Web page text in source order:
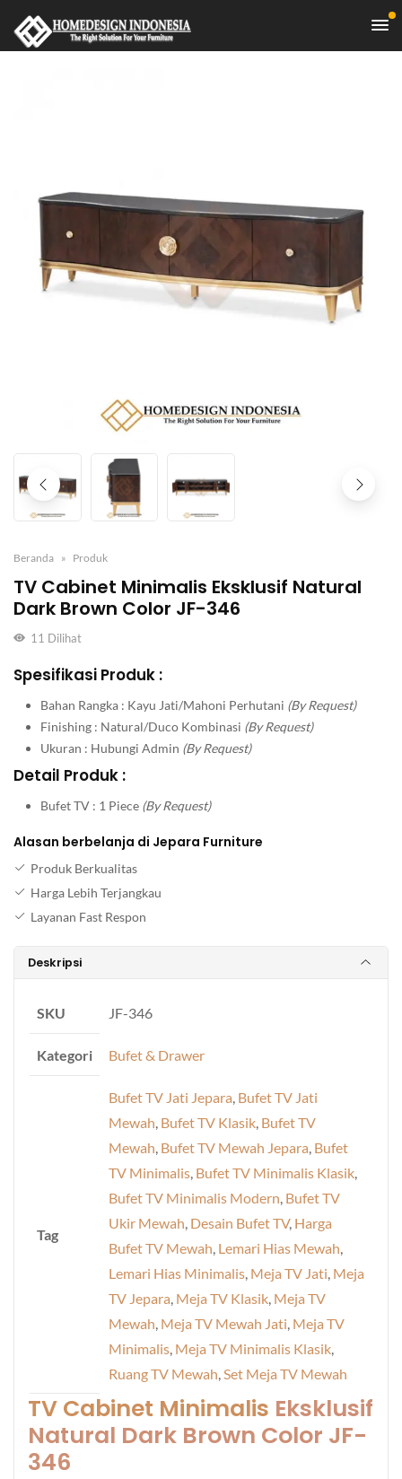
Beranda Produk
TV Cabinet Minimalis Eksklusif Natural
Dark Brown Color JF-346
11 Dilihat
Spesifikasi Produk :
Bahan Rangka : Kayu Jati/Mahoni Perhutani (By Request)
Finishing : Natural/Duco Kombinasi (By Request)
Ukuran : Hubungi Admin (By Request)
Detail Produk :
Bufet TV : 1 Piece (By Request)
Alasan berbelanja di Jepara Furniture
Produk Berkualitas
Harga Lebih Terjangkau
Layanan Fast Respon
Deskripsi
SKU JF-346
Kategori Bufet & Drawer
Tag
Bufet TV Jati Jepara Bufet TV Jati
Mewah Bufet TV Klasik Bufet TV
Mewah Bufet TV Mewah Jepara Bufet
TV Minimalis Bufet TV Minimalis Klasik
Bufet TV Minimalis Modern Bufet TV
Ukir Mewah Desain Bufet TV, Harga
Bufet TV Mewah Lemari Hias Mewah
Lemari Hias Minimalis Meja TV Jati Meja
TV Jepara Meja TV Klasik Meja TV
Mewah Meja TV Mewah Jati Meja TV
Minimalis Meja TV Minimalis Klasik
Ruang TV Mewah Set Meja TV Mewah
TV Cabinet Minimalis Eksklusif
Natural Dark Brown Color JF-
346